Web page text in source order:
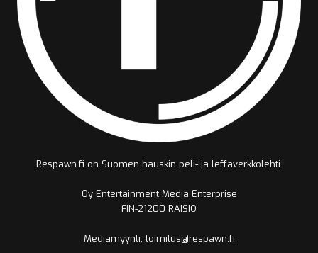
Respawn.fi on Suomen hauskin peli- ja leffaverkkolehti.
Oy Entertainment Media Enterprise
FIN-21200 RAISIO
Mediamyynti, toimitus@respawn.fi